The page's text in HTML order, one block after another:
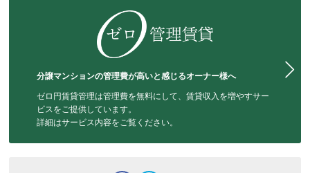
分譲マンションの管理費が高いと感じるオーナー様へ
ゼロ円賃貸管理は管理費を無料にして、賃貸収入を増やすサー
ビスをご提供しています。
詳細はサービス内容をご覧ください。